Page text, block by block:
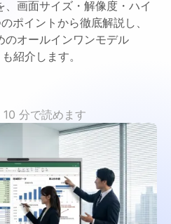
画面サイズ・解像度・ハイ
ポイントから徹底解説し、
のオールインワンモデル
紹介します。
10 分で読めます